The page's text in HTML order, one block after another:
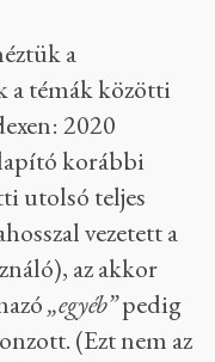
a
a témák közötti
2020
korábbi
utolsó teljes
vezetett a
az akkor
„egyéb”pedig
(Ezt nem az